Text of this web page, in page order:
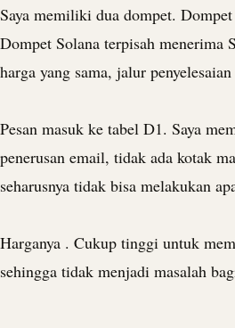
Saya memiliki dua dompet.
Dompet Solana terpisah
harga yang sama, jalur
Pesan masuk ke tabel D1. Saya
penerusan email, tidak ada kotak
seharusnya tidak bisa melakukan
Harganya . Cukup tinggi untuk
sehingga tidak menjadi masalah